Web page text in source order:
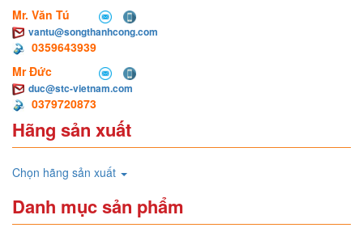
Mr. Văn Tú
vantu@songthanhcong.com
0359643939
Mr Đức
duc@stc-vietnam.com
0379720873
Hãng sản xuất
Chọn hãng sản xuất
Danh mục sản phẩm